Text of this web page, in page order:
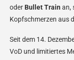
oder Bullet Train an,
Kopfschmerzen aus
Seit dem 14.
VoD und limitiertes